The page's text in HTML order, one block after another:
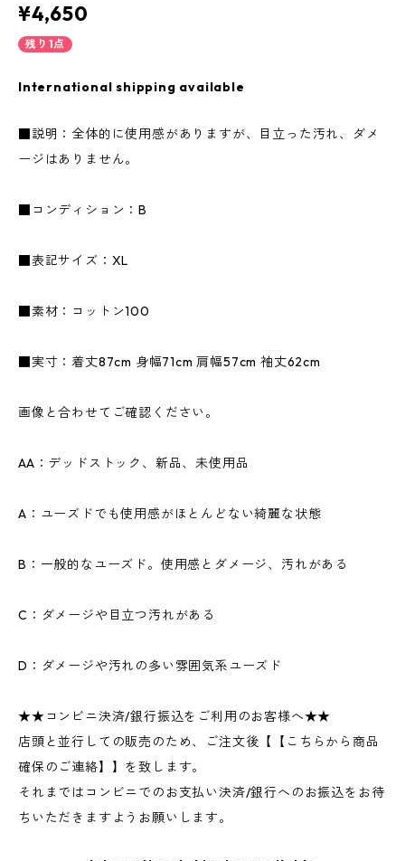
¥4,650
残り1点
International shipping available
■説明：全体的に使用感がありますが、目立った汚れ、ダメ
ージはありません。
■コンディション：B
■表記サイズ：XL
■素材：コットン100
■実寸：着丈87cm 身幅71cm 肩幅57cm 袖丈62cm
画像と合わせてご確認ください。
AA：デッドストック、新品、未使用品
A：ユーズドでも使用感がほとんどない綺麗な状態
B：一般的なユーズド。使用感とダメージ、汚れがある
C：ダメージや目立つ汚れがある
D：ダメージや汚れの多い雰囲気系ユーズド
★★コンビニ決済/銀行振込をご利用のお客様へ★★
店頭と並行しての販売のため、ご注文後【【こちらから商品
確保のご連絡】】を致します。
それまではコンビニでのお支払い決済/銀行へのお振込をお待
ちいただきますようお願いします。